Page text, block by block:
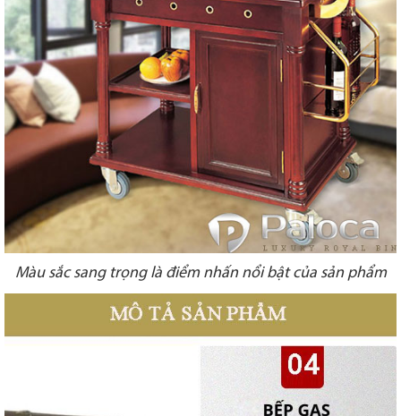
Màu sắc sang trọng là điểm nhấn nổi bật của sản phẩm